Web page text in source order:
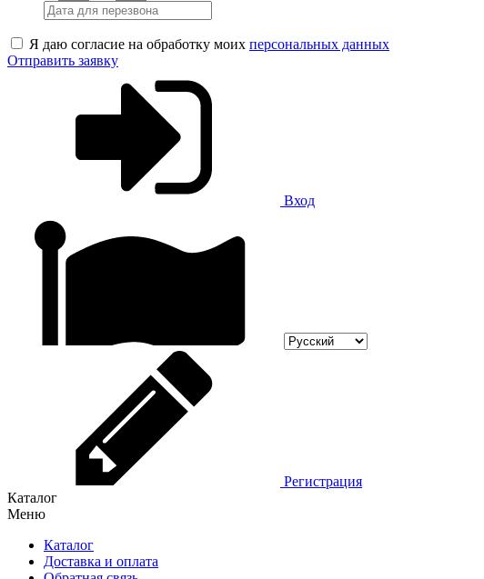
Я даю согласие на обработку моих персональных данных
Отправить заявку
Вход
Регистрация
Каталог
Меню
Каталог
Доставка и оплата